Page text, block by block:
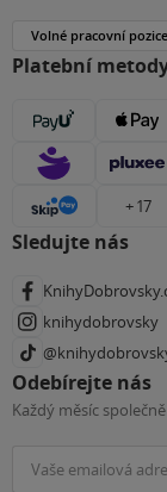
Volné pracovní pozice
Platební
+ 17
Sledujte nás
knihydobrovsky
Odebírejte nás
Každý měsíc